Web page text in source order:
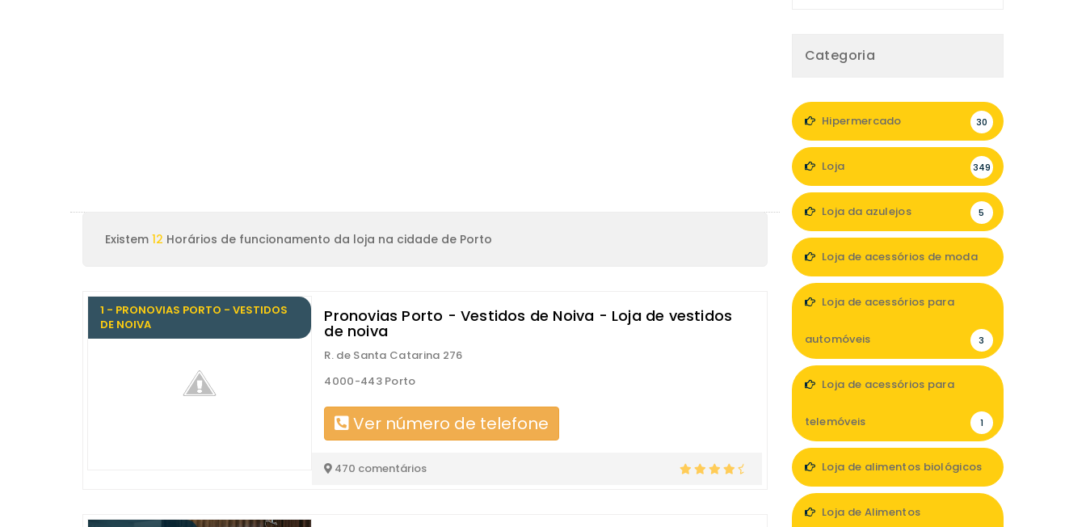
Existem 12 Horários de funcionamento da loja na cidade de Porto
1 - PRONOVIAS PORTO - VESTIDOS
DE NOIVA
Pronovias Porto - Vestidos de Noiva - Loja de vestidos
de noiva
R. de Santa Catarina 276
4000-443 Porto
Ver número de telefone
470 comentários
Categoria
Hipermercado 30
Loja 349
Loja da azulejos 5
Loja de acessórios de moda
Loja de acessórios para
automóveis 3
Loja de acessórios para
telemóveis 1
Loja de alimentos biológicos
Loja de Alimentos